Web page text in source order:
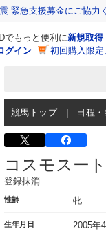
緊急支援募金にご協力
IDでもっと便利に新規取得
グイン
初回購入限
競馬トップ 日程
コスモスー
登録抹消
性齢 牝
生年月日 2005年